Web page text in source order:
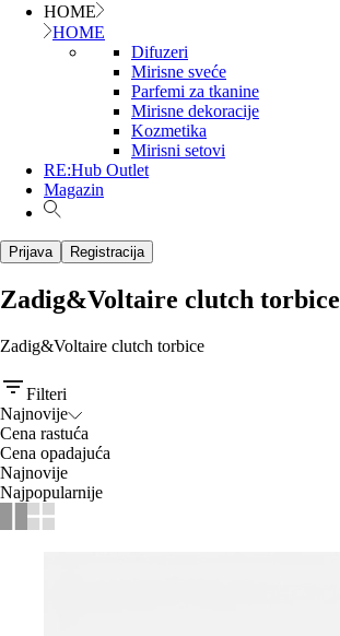
HOME
HOME
Difuzeri
Mirisne sveće
Parfemi za tkanine
Mirisne dekoracije
Kozmetika
Mirisni setovi
RE:Hub Outlet
Magazin
Prijava Registracija
Zadig&Voltaire clutch torbice
Zadig&Voltaire clutch torbice
Filteri
Najnovije
Cena rastuća
Cena opadajuća
Najnovije
Najpopularnije